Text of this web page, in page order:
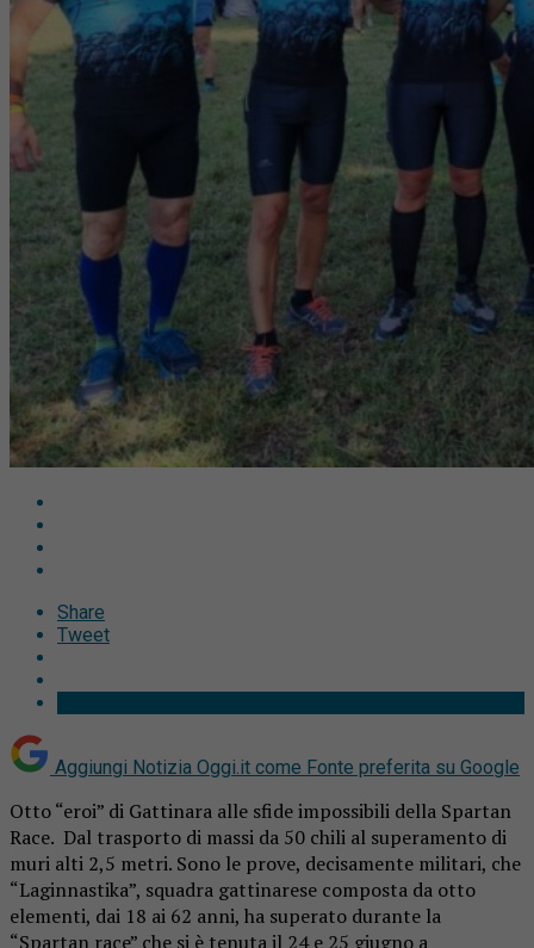
Share
Tweet
Aggiungi Notizia Oggi.it come Fonte preferita su Google
Otto “eroi” di Gattinara alle sfide impossibili della Spartan
Race. Dal trasporto di massi da 50 chili al superamento di
muri alti 2,5 metri. Sono le prove, decisamente militari, che
“Laginnastika”, squadra gattinarese composta da otto
elementi, dai 18 ai 62 anni, ha superato durante la
“Spartan race” che si è tenuta il 24 e 25 giugno a